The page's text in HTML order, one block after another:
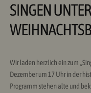
SINGEN
Wir laden herzlich ein zum
Dezember um 17 Uhr in der
Programm stehen alte und